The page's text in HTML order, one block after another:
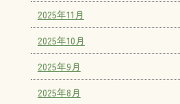
2025年11月
2025年10月
2025年9月
2025年8月